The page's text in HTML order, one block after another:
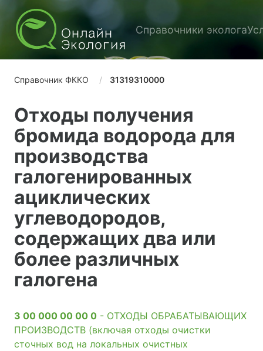
Справочники эколога
Справочник ФККО 31319310000
Отходы получения
бромида водорода для
производства
галогенированных
ациклических
углеводородов,
содержащих два или
более различных
галогена
3 00 000 00 00 0 - ОТХОДЫ ОБРАБАТЫВАЮЩИХ
ПРОИЗВОДСТВ (включая отходы очистки
сточных вод на локальных очистных